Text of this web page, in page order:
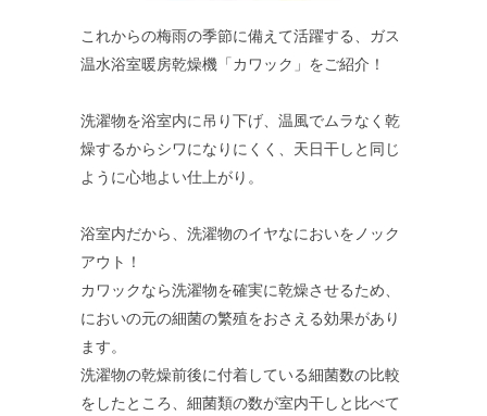
これからの梅雨の季節に備えて活躍する、ガス
温水浴室暖房乾燥機「カワック」をご紹介！
洗濯物を浴室内に吊り下げ、温風でムラなく乾
燥するからシワになりにくく、天日干しと同じ
ように心地よい仕上がり。
浴室内だから、洗濯物のイヤなにおいをノック
アウト！
カワックなら洗濯物を確実に乾燥させるため、
においの元の細菌の繁殖をおさえる効果があり
ます。
洗濯物の乾燥前後に付着している細菌数の比較
をしたところ、細菌類の数が室内干しと比べて